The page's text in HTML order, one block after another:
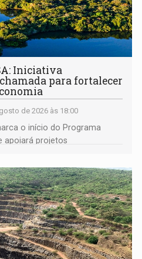
Iniciativa
para fortalecer
de 2026 às 18:00
o início do Programa
apoiará projetos
poderá ser feita até 1º de